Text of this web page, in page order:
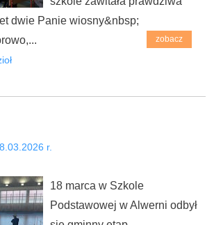
dwie Panie wiosny&nbsp;
zobacz
r.
18 marca w Szkole
Podstawowej w Alwerni odbył